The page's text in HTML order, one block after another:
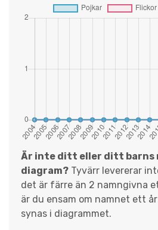
Är inte ditt eller ditt barns
diagram? Tyvärr levererar
det är färre än 2 namngivna
är du ensam om namnet ett
synas i diagrammet.